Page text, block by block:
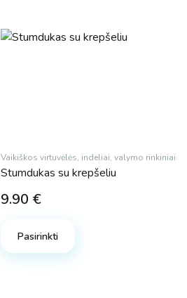
Vaikiškos virtuvėlės, indeliai, valymo rinkiniai
Stumdukas su krepšeliu
9.90 €
Pasirinkti